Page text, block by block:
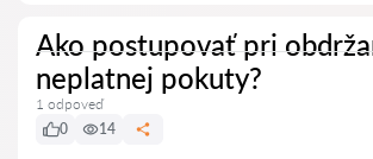
Ako postupovať pri
neplatnej pokuty?
1 odpoveď
0
14